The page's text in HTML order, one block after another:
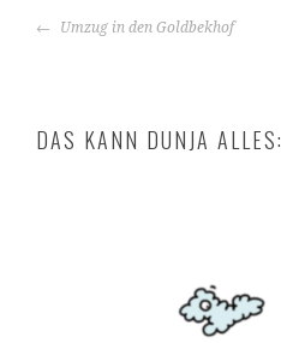
BEITRAGS-
Umzug in den Goldbekhof
DAS KANN DUNJA ALLES: